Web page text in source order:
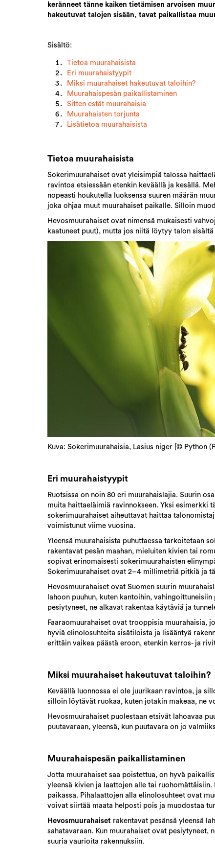
keränneet tänne kaiken tietämisen arvoisen
hakeutuvat talojen sisään, tavat paikallistaa
Sisältö:
Tietoa muurahaisista
Eri muurahaistyypit
Miksi muurahaiset hakeutuvat taloihin?
Muurahaispesän paikallistaminen
Sitten estät muurahaisia
Muurahaisten torjunta
Lisätietoa muurahaisista
Tietoa muurahaisista
Sokerimuurahaiset ovat yleisimpiä talossa
ravintoa etsiessään etenkin keväällä ja kesällä.
nopeasti houkutella luoksensa suuren määrän
joka ohjaa muut muurahaiset paikalle. Silloin
Hevosmuurahaiset ovat nimensä mukaisesti
kaatuneet puut), mutta jos niitä löytyy talon
Kuva: Sokerimuurahaisia, Lasius niger [© Python
Eri muurahaistyypit
Ruotsissa on noin 80 eri muurahaislajia. Suurin
muita haittaeläimiä ravinnokseen. Yksi esimerkki
sokerimuurahaiset aiheuttavat haittaa
voimistunut viime vuosina.
Yleensä muurahaisista puhuttaessa tarkoitetaan
rakentavat pesän maahan, mieluiten kivien tai
sopivat erinomaisesti sokerimuurahaisten
Sokerimuurahaiset ovat 2–4 millimetriä pitkiä ja
Hevosmuurahaiset ovat Suomen suurin
lahoon puuhun, kuten kantoihin,
pesiytyneet, ne alkavat rakentaa käytäviä ja
Faaraomuurahaiset ovat trooppisia muurahaisia,
hyviä elinolosuhteita sisätiloista ja lisääntyä
erittäin vaikea päästä eroon, etenkin kerros- ja
Miksi muurahaiset hakeutuvat taloihin?
Keväällä luonnossa ei ole juurikaan ravintoa, ja
silloin löytävät ruokaa, kuten jotakin makeaa, ne
Hevosmuurahaiset puolestaan etsivät lahoavaa
puutavaraan, yleensä, kun puutavara on jo
Muurahaispesän paikallistaminen
Jotta muurahaiset saa poistettua, on hyvä
yleensä kivien ja laattojen alle tai ruohomättäisiin.
paikassa. Pihalaattojen alla elinolosuhteet ovat
voivat siirtää maata helposti pois ja muodostaa
Hevosmuurahaiset rakentavat pesänsä yleensä
sahatavaraan. Kun muurahaiset ovat pesiytyneet,
suuria vaurioita rakennuksiin.